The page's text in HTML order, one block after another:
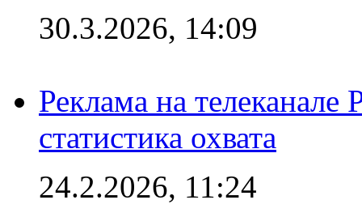
30.3.2026, 14:09
Реклама на
статистика охвата
24.2.2026, 11:24